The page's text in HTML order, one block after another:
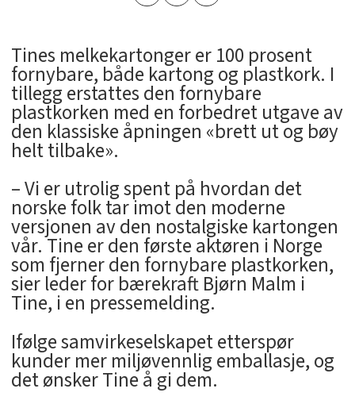
Tines melkekartonger er 100 prosent
fornybare, både kartong og plastkork. I
tillegg erstattes den fornybare
plastkorken med en forbedret utgave av
den klassiske åpningen «brett ut og bøy
helt tilbake».
– Vi er utrolig spent på hvordan det
norske folk tar imot den moderne
versjonen av den nostalgiske kartongen
vår. Tine er den første aktøren i Norge
som fjerner den fornybare plastkorken,
sier leder for bærekraft Bjørn Malm i
Tine, i en pressemelding.
Ifølge samvirkeselskapet etterspør
kunder mer miljøvennlig emballasje, og
det ønsker Tine å gi dem.